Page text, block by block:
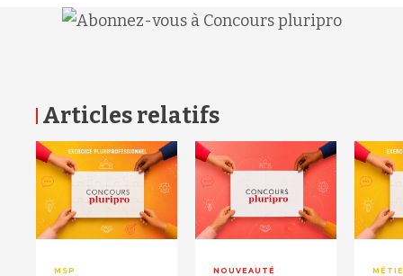
Articles relatifs
MSP NOUVEAUTÉ
RETOUR HAUT DE PAGE